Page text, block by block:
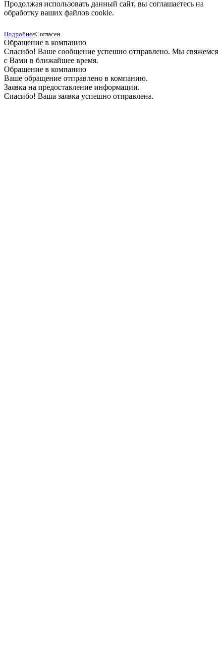
Продолжая использовать данный сайт, вы соглашаетесь на
обработку ваших файлов cookie.
ПодробнееСогласен
Обращение в компанию
Спасибо! Ваше сообщение успешно отправлено. Мы свяжемся
с Вами в ближайшее время.
Обращение в компанию
Ваше обращение отправлено в компанию.
Заявка на предоставление информации.
Спасибо! Ваша заявка успешно отправлена.